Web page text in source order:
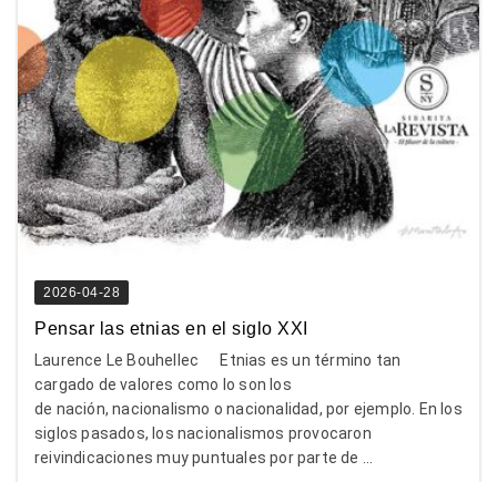
2026-04-28
Pensar las etnias en el siglo XXI
Laurence Le Bouhellec Etnias es un término tan
cargado de valores como lo son los
de nación, nacionalismo o nacionalidad, por ejemplo. En los
siglos pasados, los nacionalismos provocaron
reivindicaciones muy puntuales por parte de ...